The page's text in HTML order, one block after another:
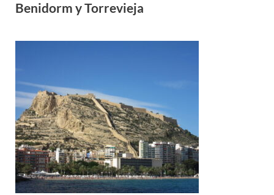
Benidorm y Torrevieja